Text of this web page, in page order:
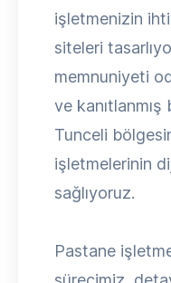
işletmenizin
siteleri
memnuniyeti
ve
Tunceli
işletmelerinin
sağlıyoruz.
Pastane